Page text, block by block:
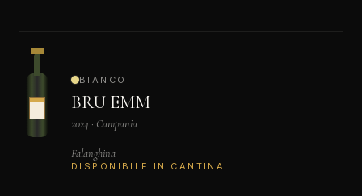
BIANCO
BRU EMM
2024 · Campania
Falanghina
DISPONIBILE IN CANTINA